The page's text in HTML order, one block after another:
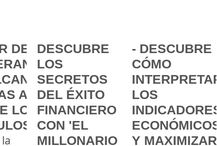
DE LA
A
LOS
DESCUBRE
LOS
SECRETOS
DEL ÉXITO
FINANCIERO
CON 'EL
MILLONARIO
- DESCUBRE
CÓMO
INTERPRETAR
LOS
INDICADORES
ECONÓMICOS
Y MAXIMIZAR